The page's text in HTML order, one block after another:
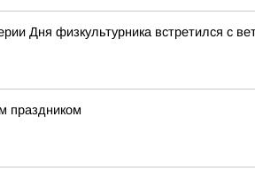
Дня физкультурника встретился с
праздником